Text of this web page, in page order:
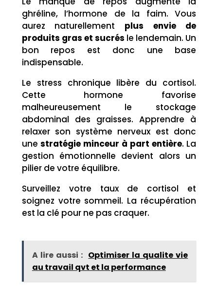
ghréline, l’hormone de la faim. Vous
aurez naturellement plus envie de
produits gras et sucrés le lendemain. Un
bon repos est donc une base
indispensable.
Le stress chronique libère du cortisol.
Cette hormone favorise
malheureusement le stockage
abdominal des graisses. Apprendre à
relaxer son système nerveux est donc
une stratégie minceur à part entière. La
gestion émotionnelle devient alors un
pilier de votre équilibre.
Surveillez votre taux de cortisol et
soignez votre sommeil. La récupération
est la clé pour ne pas craquer.
A lire aussi : Optimiser la qualite vie
au travail qvt et la performance